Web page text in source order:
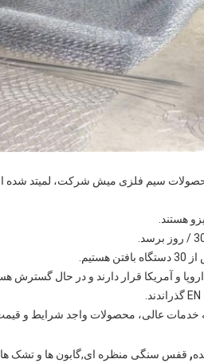
هستند.
خدمات عالی، محصولات واجد شرایط و
, قفس سنگی منظره ای,گابون ها و تشک